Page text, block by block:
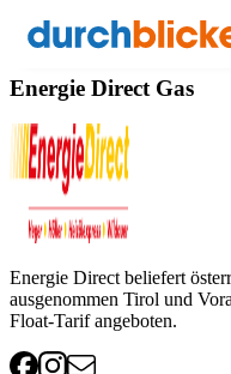
Anbieter Energie
Energie Direct Gas
Energie Direct beliefert
ausgenommen Tirol und
Float-Tarif angeboten.